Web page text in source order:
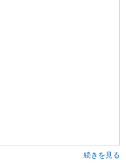
続きを見る